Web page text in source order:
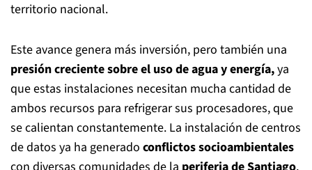
territorio nacional.
Este avance genera más inversión, pero también una
presión creciente sobre el uso de agua y energía,ya
que estas instalaciones necesitan mucha cantidad de
ambos recursos para refrigerar sus procesadores, que
se calientan constantemente. La instalación de centros
de datos ya ha generado conflictos socioambientales